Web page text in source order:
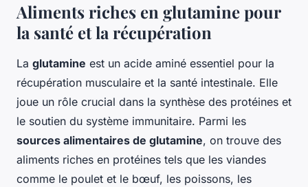
Aliments riches en glutamine pour
la santé et la récupération
La glutamine est un acide aminé essentiel pour la
récupération musculaire et la santé intestinale. Elle
joue un rôle crucial dans la synthèse des protéines et
le soutien du système immunitaire. Parmi les
sources alimentaires de glutamine, on trouve des
aliments riches en protéines tels que les viandes
comme le poulet et le bœuf, les poissons, les